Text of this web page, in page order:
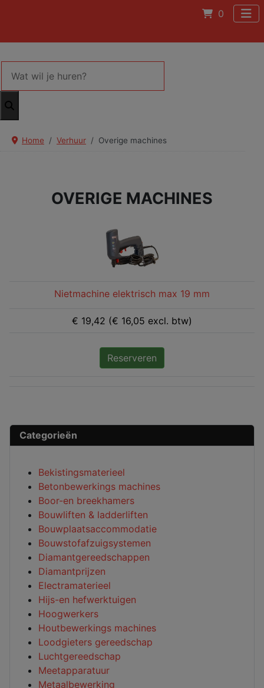
0
Home Verhuur Overige machines
Categorieën
Bekistingsmaterieel
Betonbewerkings machines
Boor-en breekhamers
Bouwliften & ladderliften
Bouwplaatsaccommodatie
Bouwstofafzuigsystemen
Diamantgereedschappen
Diamantprijzen
Electramaterieel
Hijs-en hefwerktuigen
Hoogwerkers
Houtbewerkings machines
Loodgieters gereedschap
Luchtgereedschap
Meetapparatuur
Metaalbewerking
OVERIGE MACHINES
Nietmachine elektrisch max 19 mm
€ 19,42 (€ 16,05 excl. btw)
Reserveren